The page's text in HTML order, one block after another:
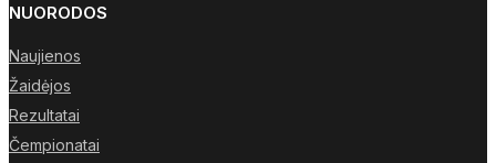
NUORODOS
Naujienos
Žaidėjos
Rezultatai
Čempionatai